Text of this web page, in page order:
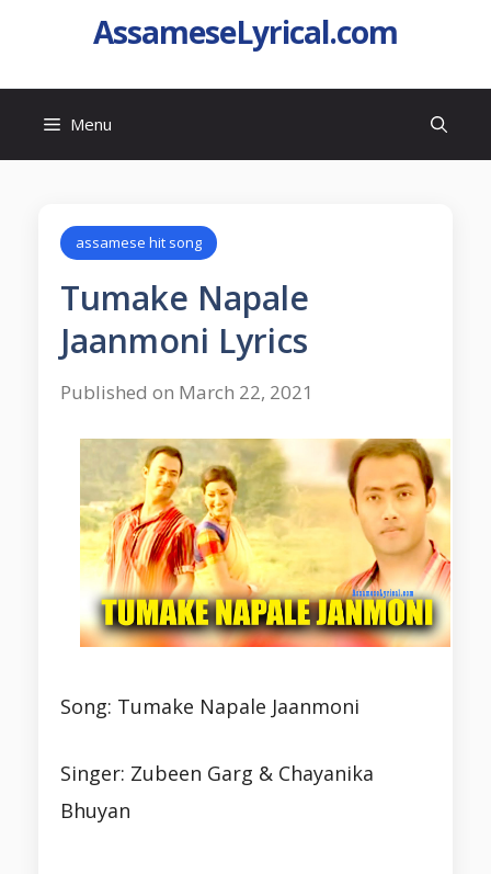
AssameseLyrical.com
Menu
assamese hit song
Tumake Napale
Jaanmoni Lyrics
Published on March 22, 2021
Song: Tumake Napale Jaanmoni
Singer: Zubeen Garg & Chayanika
Bhuyan